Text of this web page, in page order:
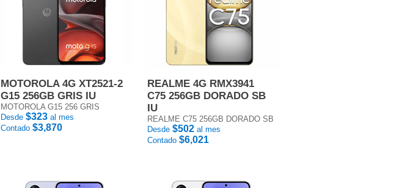
MOTOROLA 4G XT2521-2
G15 256GB GRIS IU
MOTOROLA G15 256 GRIS
Desde $323 al mes
Contado $3,870
REALME 4G RMX3941
C75 256GB DORADO SB
IU
REALME C75 256GB DORADO SB
Desde $502 al mes
Contado $6,021